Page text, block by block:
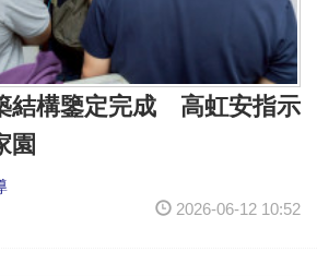
結構鑒定完成 高虹安指示
園
2026-06-12 10:52